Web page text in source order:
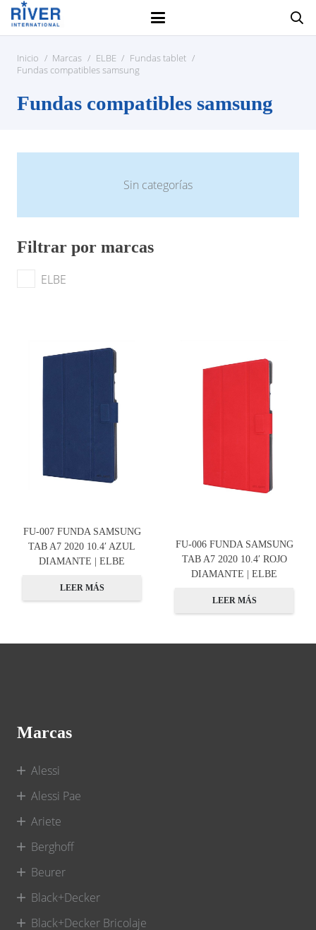
Inicio / Marcas / ELBE / Fundas tablet /
Fundas compatibles samsung
Fundas compatibles samsung
Sin categorías
Filtrar por marcas
ELBE
FU-007 FUNDA SAMSUNG
TAB A7 2020 10.4′ AZUL
DIAMANTE | ELBE
LEER MÁS
FU-006 FUNDA SAMSUNG
TAB A7 2020 10.4′ ROJO
DIAMANTE | ELBE
LEER MÁS
Marcas
Alessi
Alessi Pae
Ariete
Berghoff
Beurer
Black+Decker
Black+Decker Bricolaje